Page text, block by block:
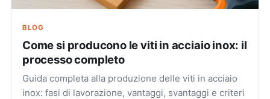
BLOG
Come si producono le viti in acciaio inox: il
processo completo
Guida completa alla produzione delle viti in acciaio
inox: fasi di lavorazione, vantaggi, svantaggi e criteri